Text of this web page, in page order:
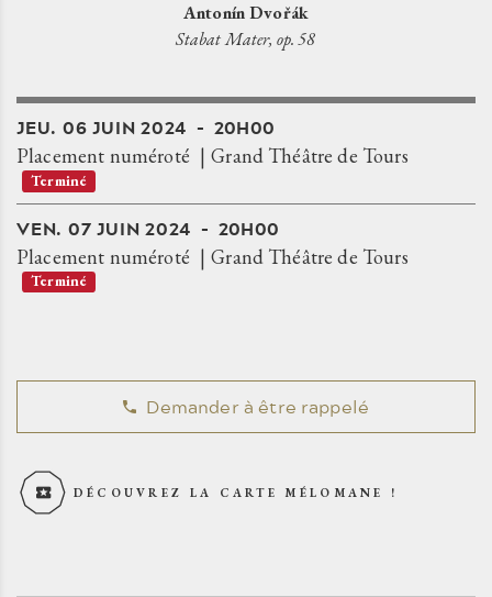
Antonín Dvořák
Stabat Mater, op. 58
JEU. 06 JUIN 2024 20H00
Placement numéroté Grand Théâtre de Tours
Terminé
VEN. 07 JUIN 2024 20H00
Placement numéroté Grand Théâtre de Tours
Terminé
Demander à être rappelé
DÉCOUVREZ LA CARTE MÉLOMANE !